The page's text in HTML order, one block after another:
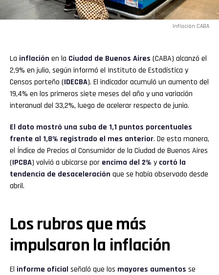
Inflación CABA
La inflación en la Ciudad de Buenos Aires (CABA) alcanzó el
2,9% en julio, según informó el Instituto de Estadística y
Censos porteño (IDECBA). El indicador acumuló un aumento del
19,4% en los primeros siete meses del año y una variación
interanual del 33,2%, luego de acelerar respecto de junio.
El dato mostró una suba de 1,1 puntos porcentuales
frente al 1,8% registrado el mes anterior. De esta manera,
el Índice de Precios al Consumidor de la Ciudad de Buenos Aires
(IPCBA) volvió a ubicarse por encima del 2% y cortó la
tendencia de desaceleración que se había observado desde
abril.
Los rubros que más
impulsaron la inflación
El informe oficial señaló que los mayores aumentos se